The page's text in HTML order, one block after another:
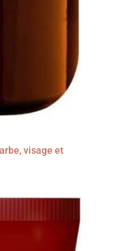
visage et